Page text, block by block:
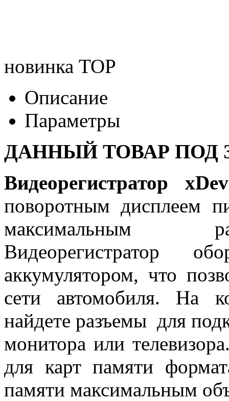
новинка TOP
Описание
Параметры
ДАННЫЙ ТОВАР ПОД
Видеорегистратор
поворотным дисплеем
максимальным
Видеорегистратор
аккумулятором, что
сети автомобиля. На
найдете разъемы для
монитора или
для карт памяти
памяти максимальным